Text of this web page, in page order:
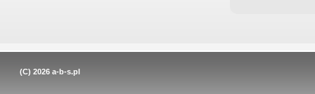
(C) 2026 a-b-s.pl